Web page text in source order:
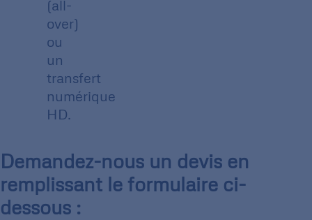
(all-
over)
ou
un
transfert
numérique
HD.
Demandez-nous un devis en
remplissant le formulaire ci-
dessous :